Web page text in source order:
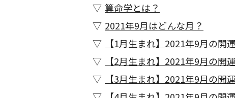
算命学とは？
2021年9月はどんな月？
【1月生まれ】2021年9月の開
【2月生まれ】2021年9月の開
【3月生まれ】2021年9月の開